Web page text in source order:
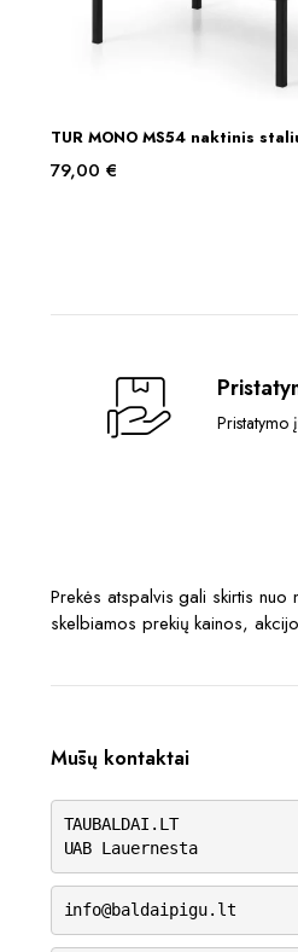
Į KREPŠELĮ
TUR MONO MS54 naktinis
79,00 €
Pristatymo
Prekės atspalvis gali skirtis
skelbiamos prekių kainos,
Mūsų kontaktai
TAUBALDAI.LT
UAB Lauernesta
info@baldaipigu.lt